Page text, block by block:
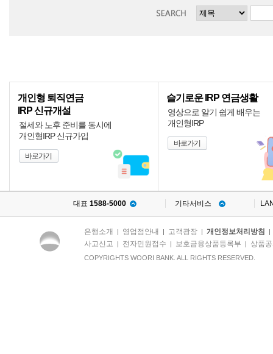
개인형 퇴직연금
IRP 신규개설
절세와 노후 준비를 동시에
개인형IRP 신규가입
바로가기
슬기로운 IRP 연금생활
영상으로 알기 쉽게 배우는
개인형IRP
바로가기
대표 1588-5000 기타서비스
은행소개 영업점안내 고객광장| 개인정보처리방침
사고신고 전자민원접수 보호금융상품등록부 상품
COPYRIGHTS WOORI BANK. ALL RIGHTS RESERVED.